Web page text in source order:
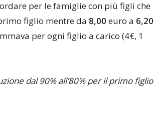
per le famiglie con più figli che
figlio mentre da 8,00 euro a 6,20
per ogni figlio a carico (4€, 1
dal 90% all’80% per il primo figlio